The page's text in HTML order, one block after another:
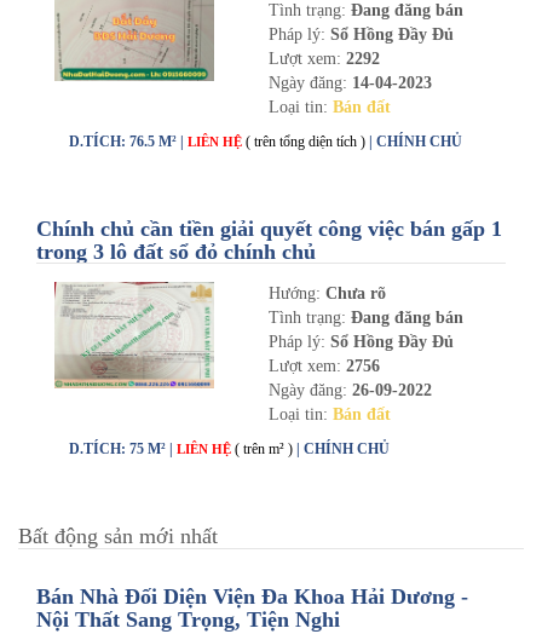
Tình trạng: Đang đăng bán
Pháp lý: Sổ Hồng Đầy Đủ
Lượt xem: 2292
Ngày đăng: 14-04-2023
Loại tin: Bán đất
D.TÍCH: 76.5 M² | LIÊN HỆ ( trên tổng diện tích ) | CHÍNH CHỦ
Chính chủ cần tiền giải quyết công việc bán gấp 1
trong 3 lô đất sổ đỏ chính chủ
Hướng: Chưa rõ
Tình trạng: Đang đăng bán
Pháp lý: Sổ Hồng Đầy Đủ
Lượt xem: 2756
Ngày đăng: 26-09-2022
Loại tin: Bán đất
D.TÍCH: 75 M² | LIÊN HỆ ( trên m² ) | CHÍNH CHỦ
Bất động sản mới nhất
Bán Nhà Đối Diện Viện Đa Khoa Hải Dương -
Nội Thất Sang Trọng, Tiện Nghi